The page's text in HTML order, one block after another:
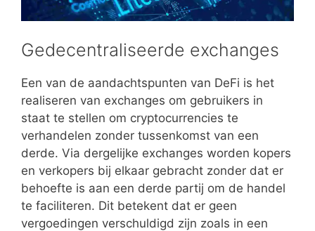
Gedecentraliseerde exchanges
Een van de aandachtspunten van DeFi is het
realiseren van exchanges om gebruikers in
staat te stellen om cryptocurrencies te
verhandelen zonder tussenkomst van een
derde. Via dergelijke exchanges worden kopers
en verkopers bij elkaar gebracht zonder dat er
behoefte is aan een derde partij om de handel
te faciliteren. Dit betekent dat er geen
vergoedingen verschuldigd zijn zoals in een